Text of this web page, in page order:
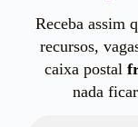
Receba assim
recursos,
caixa postal
nada